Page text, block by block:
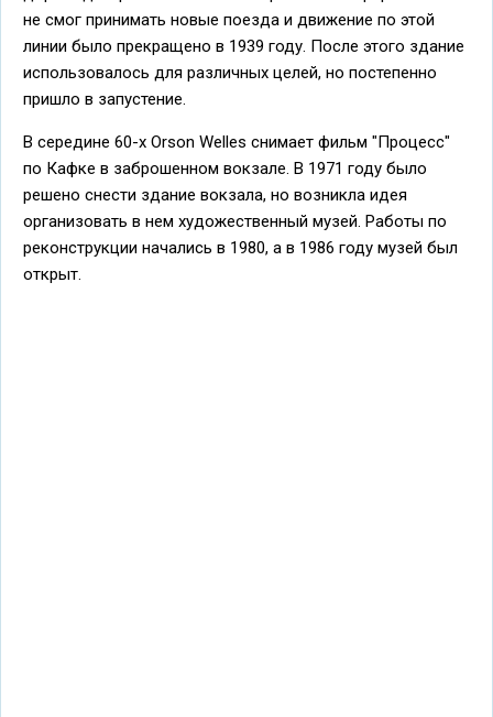
не смог принимать новые поезда и движение по этой
линии было прекращено в 1939 году. После этого здание
использовалось для различных целей, но постепенно
пришло в запустение.
В середине 60-х Orson Welles снимает фильм "Процесс"
по Кафке в заброшенном вокзале. В 1971 году было
решено снести здание вокзала, но возникла идея
организовать в нем художественный музей. Работы по
реконструкции начались в 1980, а в 1986 году музей был
открыт.